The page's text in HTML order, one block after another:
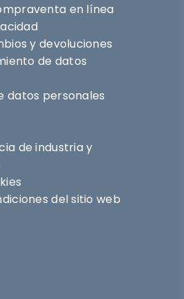
en línea
y devoluciones
de datos
datos personales
de industria y
del sitio web